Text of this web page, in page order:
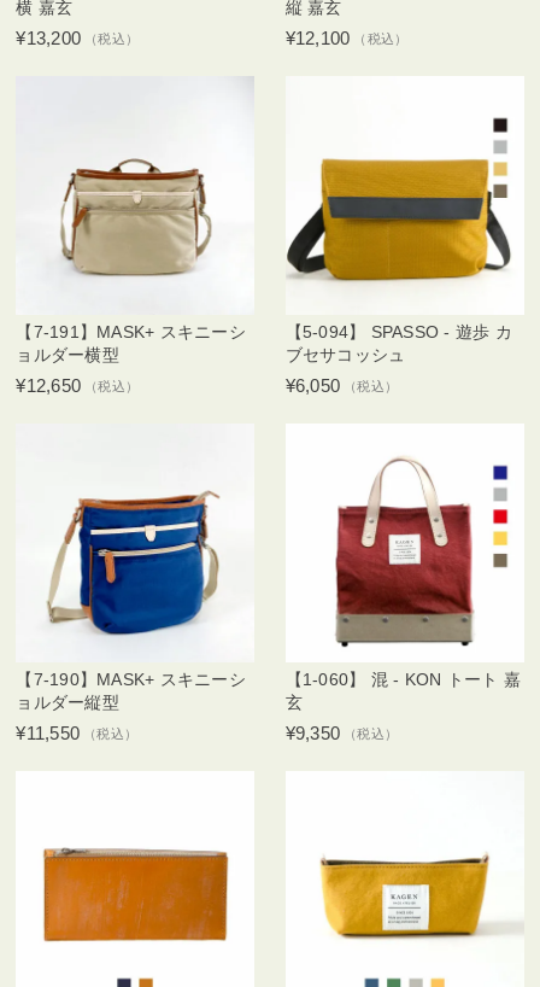
横 嘉玄
¥13,200 （税込）
縦 嘉玄
¥12,100 （税込）
【7-191】MASK+ スキニーシ
ョルダー横型
¥12,650 （税込）
【5-094】 SPASSO - 遊歩 カ
ブセサコッシュ
¥6,050 （税込）
【7-190】MASK+ スキニーシ
ョルダー縦型
¥11,550 （税込）
【1-060】 混 - KON トート 嘉
玄
¥9,350 （税込）